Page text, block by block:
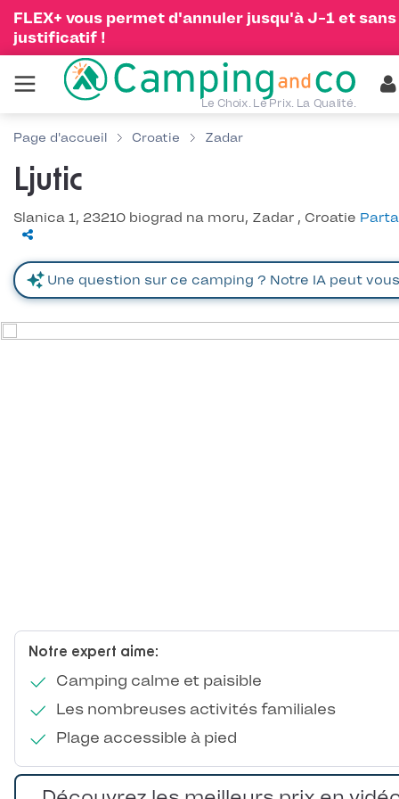
FLEX+ vous permet d'annuler jusqu'à J-1 et sans
justificatif !
Le Choix. Le Prix. La Qualité.
Page d'accueil Croatie Zadar
Ljutic
Slanica 1, 23210 biograd na moru, Zadar , Croatie
Notre expert aime:
Camping calme et paisible
Les nombreuses activités familiales
Plage accessible à pied